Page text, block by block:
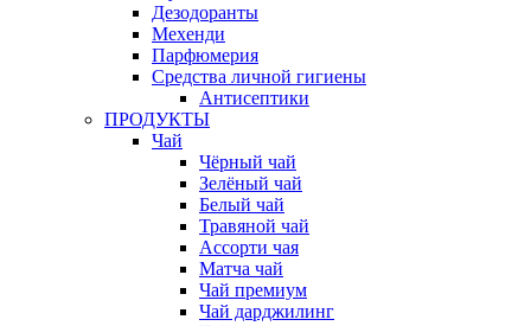
Дезодоранты
Мехенди
Парфюмерия
Средства личной гигиены
Антисептики
ПРОДУКТЫ
Чай
Чёрный чай
Зелёный чай
Белый чай
Травяной чай
Ассорти чая
Матча чай
Чай премиум
Чай дарджилинг